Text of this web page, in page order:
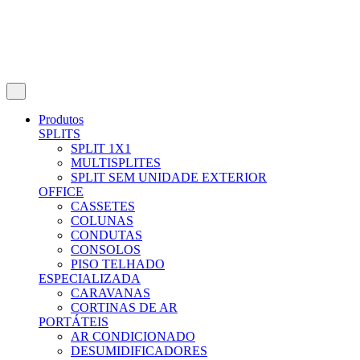
Produtos
SPLITS
SPLIT 1X1
MULTISPLITES
SPLIT SEM UNIDADE EXTERIOR
OFFICE
CASSETES
COLUNAS
CONDUTAS
CONSOLOS
PISO TELHADO
ESPECIALIZADA
CARAVANAS
CORTINAS DE AR
PORTÁTEIS
AR CONDICIONADO
DESUMIDIFICADORES